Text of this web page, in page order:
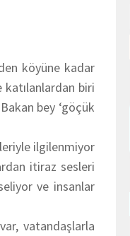
köyüne kadar
katılanlardan biri
bey ‘göçük
ilgilenmiyor
itiraz sesleri
ve insanlar
vatandaşlarla